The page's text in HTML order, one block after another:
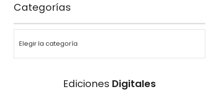
Categorías
Ediciones Digitales